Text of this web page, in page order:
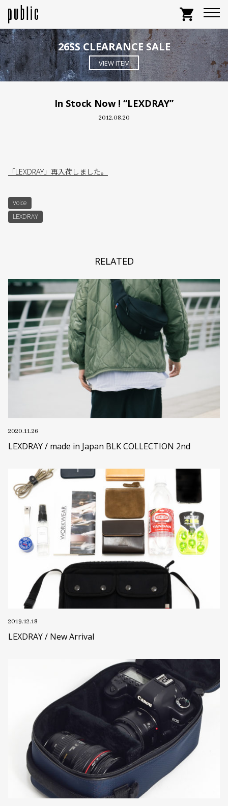
shopping_cart
26SS CLEARANCE SALE
VIEW ITEM
In Stock Now ! “LEXDRAY”
2012.08.20
「LEXDRAY」再入荷しました。
Voice
LEXDRAY
RELATED
2020.11.26
LEXDRAY / made in Japan BLK COLLECTION 2nd
2019.12.18
LEXDRAY / New Arrival